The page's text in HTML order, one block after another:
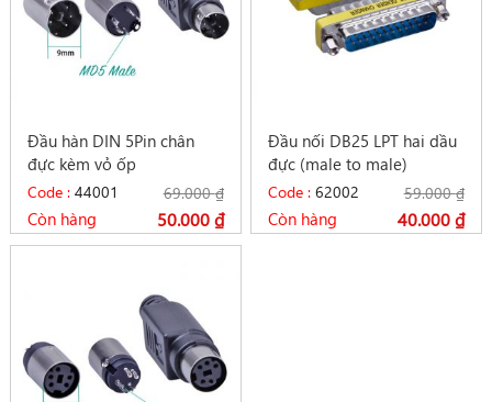
Đầu hàn DIN 5Pin chân
đực kèm vỏ ốp
69.000₫
50.000₫
Code :44001
Còn hàng
Đầu nối DB25 LPT hai dầu
đực (male to male)
59.000₫
40.000₫
Code :62002
Còn hàng